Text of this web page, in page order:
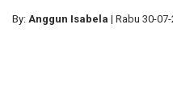
By: Anggun Isabela | Rabu 30-